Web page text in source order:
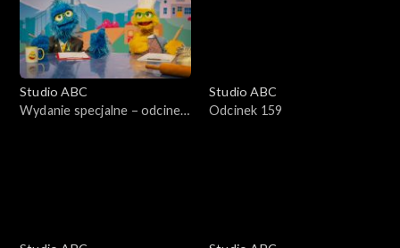
Studio ABC
Wydanie specjalne – odcinek
Studio ABC
Odcinek 159